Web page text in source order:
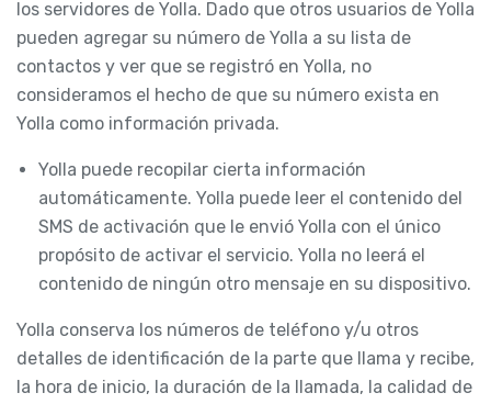
los servidores de Yolla. Dado que otros usuarios de Yolla
pueden agregar su número de Yolla a su lista de
contactos y ver que se registró en Yolla, no
consideramos el hecho de que su número exista en
Yolla como información privada.
Yolla puede recopilar cierta información
automáticamente. Yolla puede leer el contenido del
SMS de activación que le envió Yolla con el único
propósito de activar el servicio. Yolla no leerá el
contenido de ningún otro mensaje en su dispositivo.
Yolla conserva los números de teléfono y/u otros
detalles de identificación de la parte que llama y recibe,
la hora de inicio, la duración de la llamada, la calidad de